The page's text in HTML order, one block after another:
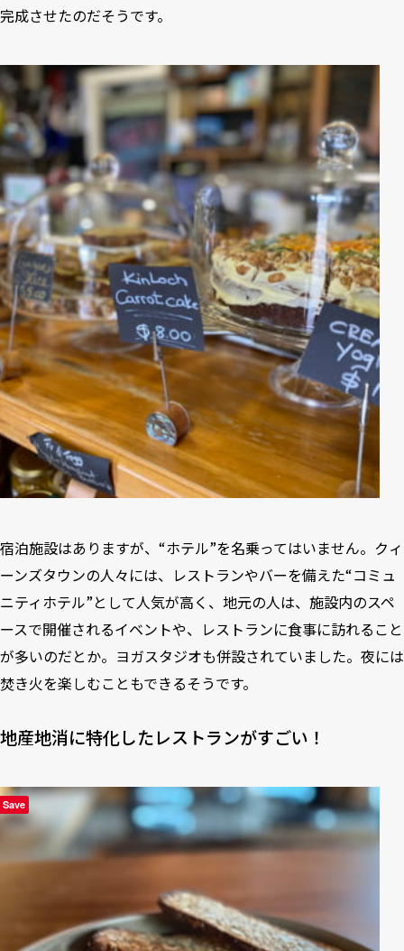
完成させたのだそうです。
宿泊施設はありますが、“ホテル”を名乗ってはいません。クィ
ーンズタウンの人々には、レストランやバーを備えた“コミュ
ニティホテル”として人気が高く、地元の人は、施設内のスペ
ースで開催されるイベントや、レストランに食事に訪れること
が多いのだとか。ヨガスタジオも併設されていました。夜には
焚き火を楽しむこともできるそうです。
地産地消に特化したレストランがすごい！
Save